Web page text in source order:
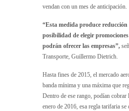
vendan con un mes de anticipación.
“Esta medida produce reducción
posibilidad de elegir
podrán ofrecer las empresas”,
Transporte, Guillermo Dietrich.
Hasta fines de 2015, el mercado
banda mínima y una máxima que
Dentro de ese rango, podían cobrar
enero de 2016, esa regla tarifaria